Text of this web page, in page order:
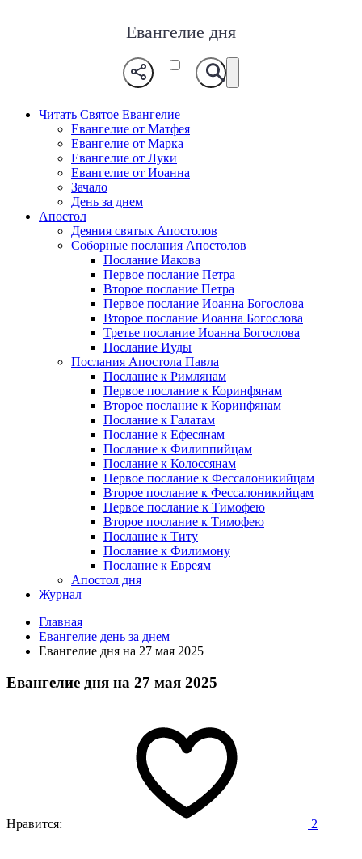
Евангелие дня
Читать Святое Евангелие
Евангелие от Матфея
Евангелие от Марка
Евангелие от Луки
Евангелие от Иоанна
Зачало
День за днем
Апостол
Деяния святых Апостолов
Соборные послания Апостолов
Послание Иакова
Первое послание Петра
Второе послание Петра
Первое послание Иоанна Богослова
Второе послание Иоанна Богослова
Третье послание Иоанна Богослова
Послание Иуды
Послания Апостола Павла
Послание к Римлянам
Первое послание к Коринфянам
Второе послание к Коринфянам
Послание к Галатам
Послание к Ефесянам
Послание к Филиппийцам
Послание к Колоссянам
Первое послание к Фессалоникийцам
Второе послание к Фессалоникийцам
Первое послание к Тимофею
Второе послание к Тимофею
Послание к Титу
Послание к Филимону
Послание к Евреям
Апостол дня
Журнал
Главная
Евангелие день за днем
Евангелие дня на 27 мая 2025
Евангелие дня на 27 мая 2025
Нравится: 2